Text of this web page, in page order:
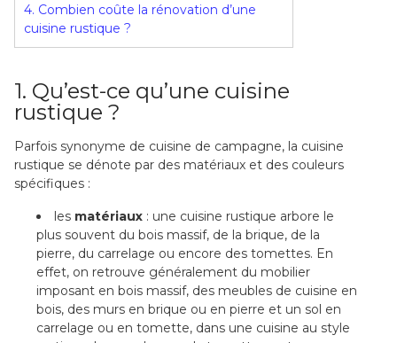
4. Combien coûte la rénovation d’une
cuisine rustique ?
1. Qu’est-ce qu’une cuisine
rustique ?
Parfois synonyme de cuisine de campagne, la cuisine
rustique se dénote par des matériaux et des couleurs
spécifiques :
les matériaux : une cuisine rustique arbore le
plus souvent du bois massif, de la brique, de la
pierre, du carrelage ou encore des tomettes. En
effet, on retrouve généralement du mobilier
imposant en bois massif, des meubles de cuisine en
bois, des murs en brique ou en pierre et un sol en
carrelage ou en tomette, dans une cuisine au style